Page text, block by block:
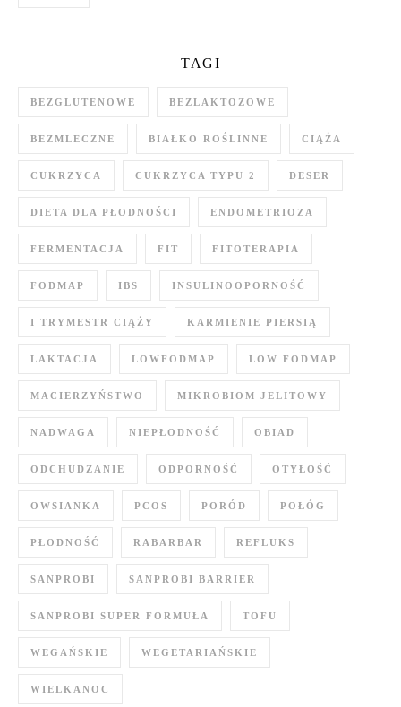
TAGI
BEZGLUTENOWE BEZLAKTOZOWE
BEZMLECZNE BIAŁKO ROŚLINNE CIĄŻA
CUKRZYCA CUKRZYCA TYPU 2 DESER
DIETA DLA PŁODNOŚCI ENDOMETRIOZA
FERMENTACJA FIT FITOTERAPIA
FODMAP IBS INSULINOOPORNOŚĆ
I TRYMESTR CIĄŻY KARMIENIE PIERSIĄ
LAKTACJA LOWFODMAP LOW FODMAP
MACIERZYŃSTWO MIKROBIOM JELITOWY
NADWAGA NIEPŁODNOŚĆ OBIAD
ODCHUDZANIE ODPORNOŚĆ OTYŁOŚĆ
OWSIANKA PCOS PORÓD POŁÓG
PŁODNOŚĆ RABARBAR REFLUKS
SANPROBI SANPROBI BARRIER
SANPROBI SUPER FORMUŁA TOFU
WEGAŃSKIE WEGETARIAŃSKIE
WIELKANOC